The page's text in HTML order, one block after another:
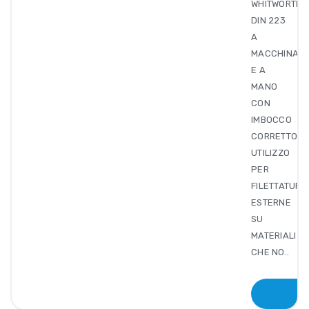
WHITWORTH
DIN 223
A
MACCHINA
E A
MANO
CON
IMBOCCO
CORRETTO.
UTILIZZO
PER
FILETTATURE
ESTERNE
SU
MATERIALI
CHE NO..